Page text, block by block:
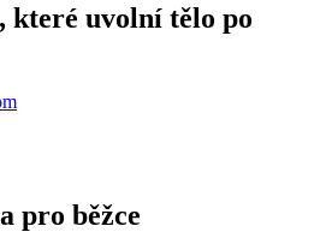
které uvolní tělo po
pro běžce